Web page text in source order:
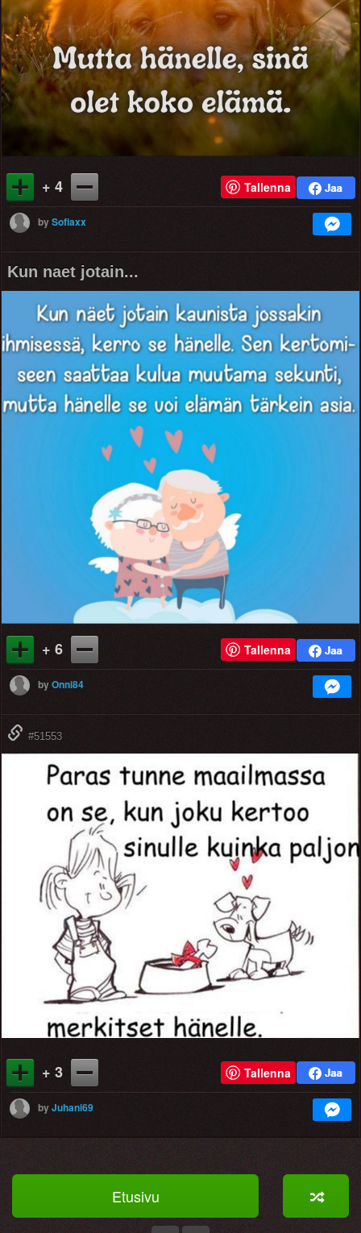
+ 4 Tallenna
bySofiaxx
Kun naet jotain...
+ 6 Tallenna
byOnni84
#51553
+ 3 Tallenna
byJuhani69
Etusivu